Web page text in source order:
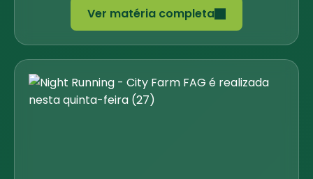
Ver matéria completa